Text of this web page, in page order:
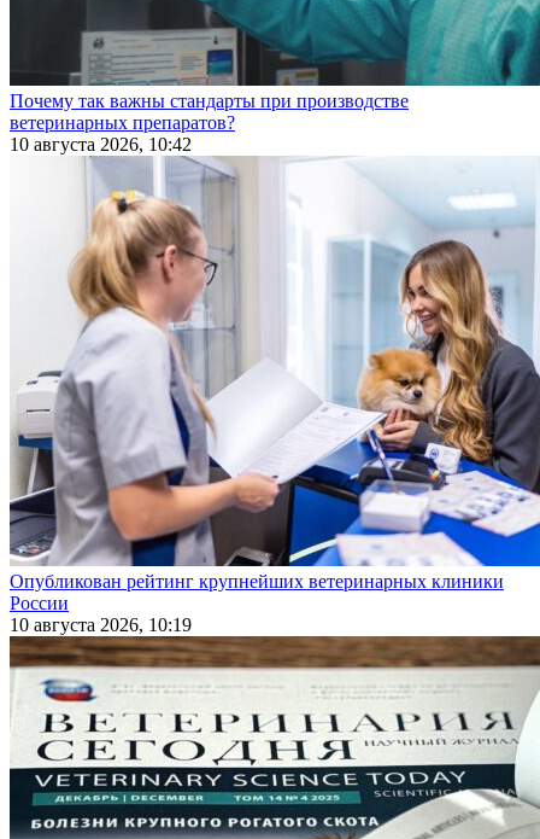
Почему так важны стандарты при производстве
ветеринарных препаратов?
10 августа 2026, 10:42
Опубликован рейтинг крупнейших ветеринарных клиники
России
10 августа 2026, 10:19